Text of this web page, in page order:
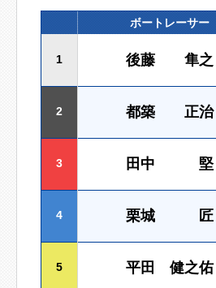
ボートレーサー
1 後藤 隼之
2 都築 正治
3 田中 堅
4 栗城 匠
5 平田 健之佑